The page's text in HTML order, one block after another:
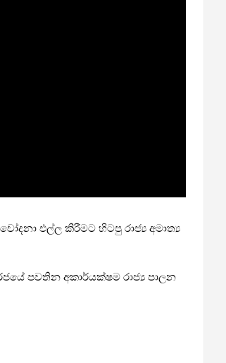
එල්ල කිරීමට හිටපු රාජ්‍ය අමාත්‍ය
පවතින අකාර්යක්ෂම රාජ්‍ය පාලන